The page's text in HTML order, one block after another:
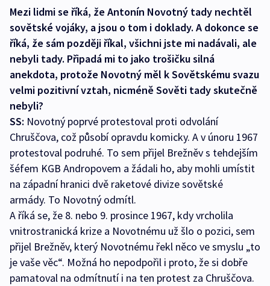
Mezi lidmi se říká, že Antonín Novotný tady nechtěl
sovětské vojáky, a jsou o tom i doklady. A dokonce se
říká, že sám později říkal, všichni jste mi nadávali, ale
nebyli tady. Připadá mi to jako trošičku silná
anekdota, protože Novotný měl k Sovětskému svazu
velmi pozitivní vztah, nicméně Sověti tady skutečně
nebyli?
SS: Novotný poprvé protestoval proti odvolání
Chruščova, což působí opravdu komicky. A v únoru 1967
protestoval podruhé. To sem přijel Brežněv s tehdejším
šéfem KGB Andropovem a žádali ho, aby mohli umístit
na západní hranici dvě raketové divize sovětské
armády. To Novotný odmítl.
A říká se, že 8. nebo 9. prosince 1967, kdy vrcholila
vnitrostranická krize a Novotnému už šlo o pozici, sem
přijel Brežněv, který Novotnému řekl něco ve smyslu „to
je vaše věc“. Možná ho nepodpořil i proto, že si dobře
pamatoval na odmítnutí i na ten protest za Chruščova.